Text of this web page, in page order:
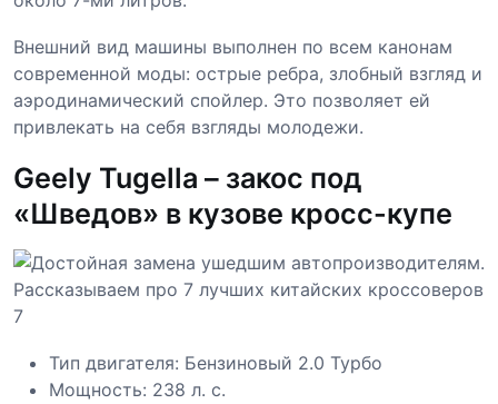
Внешний вид машины выполнен по всем канонам
современной моды: острые ребра, злобный взгляд и
аэродинамический спойлер. Это позволяет ей
привлекать на себя взгляды молодежи.
Geely Tugella – закос под
«Шведов» в кузове кросс-купе
Тип двигателя: Бензиновый 2.0 Турбо
Мощность: 238 л. с.